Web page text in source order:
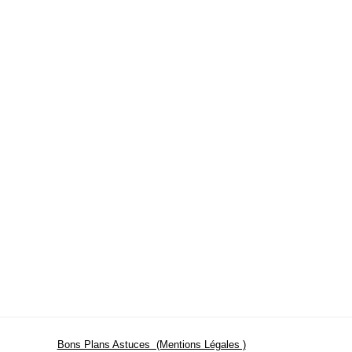
Bons Plans Astuces (Mentions Légales )